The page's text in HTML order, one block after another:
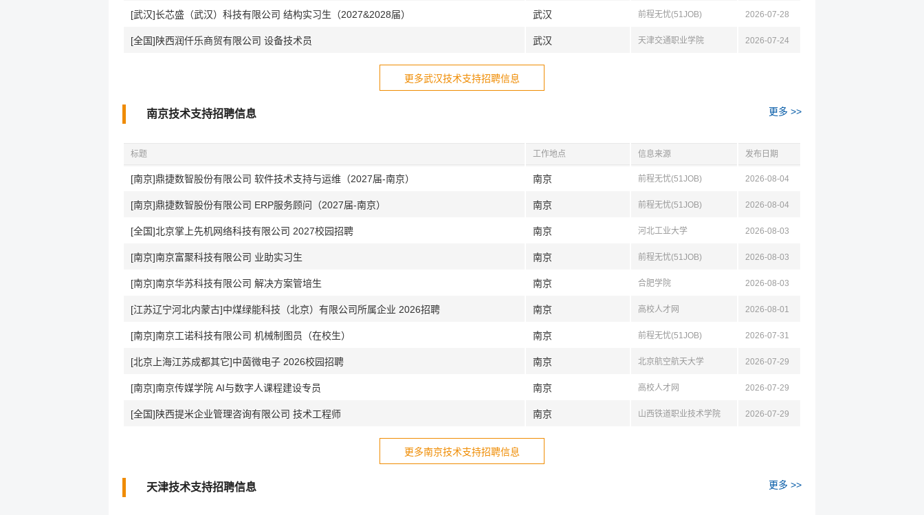
[武汉]长芯盛（武汉）科技有限公司 结构实习生（2027&2028届） 武汉 前程无忧(51JOB) 2026-07-28
[全国]陕西润仟乐商贸有限公司 设备技术员 武汉 天津交通职业学院 2026-07-24
更多武汉技术支持招聘信息
南京技术支持招聘信息 更多 >>
标题 工作地点 信息来源 发布日期
[南京]鼎捷数智股份有限公司 软件技术支持与运维（2027届-南京） 南京 前程无忧(51JOB) 2026-08-04
[南京]鼎捷数智股份有限公司 ERP服务顾问（2027届-南京） 南京 前程无忧(51JOB) 2026-08-04
[全国]北京掌上先机网络科技有限公司 2027校园招聘 南京 河北工业大学 2026-08-03
[南京]南京富聚科技有限公司 业助实习生 南京 前程无忧(51JOB) 2026-08-03
[南京]南京华苏科技有限公司 解决方案管培生 南京 合肥学院 2026-08-03
[江苏辽宁河北内蒙古]中煤绿能科技（北京）有限公司所属企业 2026招聘 南京 高校人才网 2026-08-01
[南京]南京工诺科技有限公司 机械制图员（在校生） 南京 前程无忧(51JOB) 2026-07-31
[北京上海江苏成都其它]中茵微电子 2026校园招聘 南京 北京航空航天大学 2026-07-29
[南京]南京传媒学院 AI与数字人课程建设专员 南京 高校人才网 2026-07-29
[全国]陕西提米企业管理咨询有限公司 技术工程师 南京 山西铁道职业技术学院 2026-07-29
更多南京技术支持招聘信息
天津技术支持招聘信息 更多 >>